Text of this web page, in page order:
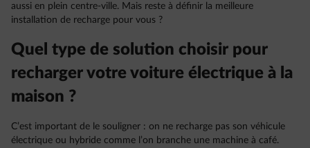
aussi en plein centre-ville. Mais reste à définir la meilleure
installation de recharge pour vous ?
Quel type de solution choisir pour
recharger votre voiture électrique à la
maison ?
C’est important de le souligner : on ne recharge pas son véhicule
électrique ou hybride comme l’on branche une machine à café.